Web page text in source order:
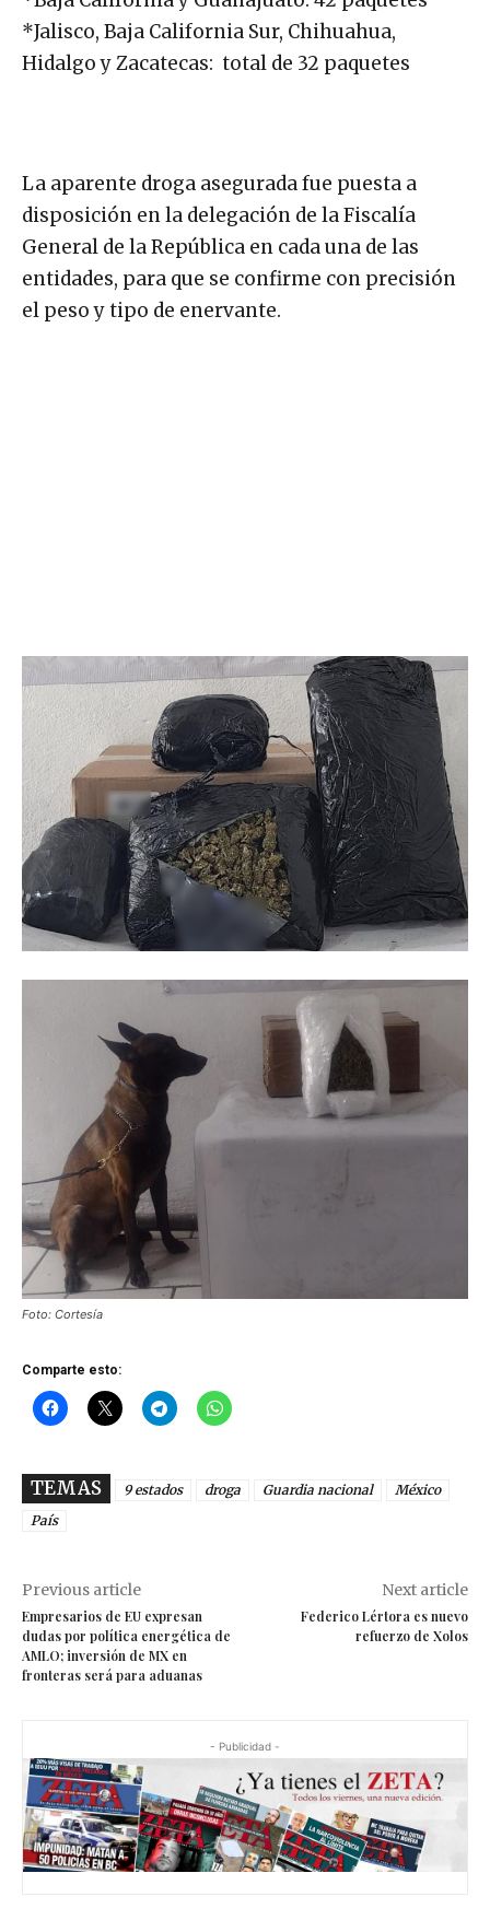
*Jalisco, Baja California Sur, Chihuahua,
Hidalgo y Zacatecas: total de 32 paquetes
La aparente droga asegurada fue puesta a
disposición en la delegación de la Fiscalía
General de la República en cada una de las
entidades, para que se confirme con precisión
el peso y tipo de enervante.
Foto: Cortesía
Comparte esto:
TEMAS 9 estados droga Guardia nacional
México
País
Previous article
Empresarios de EU expresan
dudas por política energética de
AMLO; inversión de MX en
fronteras será para aduanas
Next article
Federico Lértora es nuevo
refuerzo de Xolos
- Publicidad -